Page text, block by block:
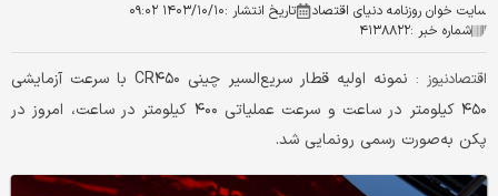
سایت خوان روزنامه دنیای اقتصاد تاریخ انتشار :۱۴۰۳/۱۰/۱۰ ۰۹:۰۲
شماره خبر :۴۱۳۸۸۲۲
اقتصادنیوز :
نمونه اولیه قطار سریع‌السیر چینی CR۴۵۰ با سرعت آزمایشی
۴۵۰ کیلومتر در ساعت و سرعت عملیاتی ۴۰۰ کیلومتر در ساعت، امروز در
پکن به‌صورت رسمی رونمایی شد.